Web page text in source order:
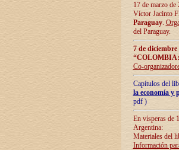
17 de marzo
Víctor Jacinto
Paraguay.
del Paraguay.
7 de
Co-
Capítulos del
la economía y
pdf )
En vísperas de
Argentina:
Materiales del
Información